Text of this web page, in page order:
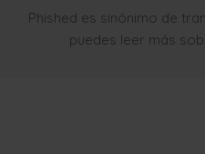
Phished es sinónimo de
puedes leer más